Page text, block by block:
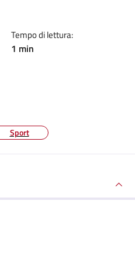
Tempo di lettura:
1 min
Sport